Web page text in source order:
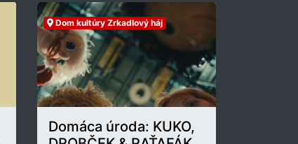
Dom kultúry Zrkadlový háj
Domáca úroda: KUKO,